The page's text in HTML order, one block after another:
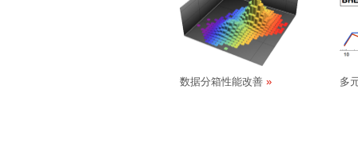
数据分箱性能改善 多